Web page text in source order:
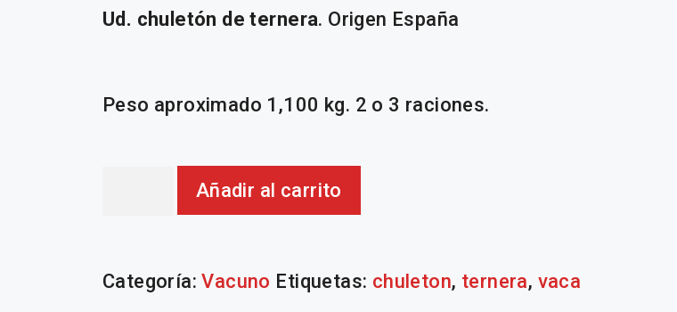
Ud. chuletón de ternera. Origen España
Peso aproximado 1,100 kg. 2 o 3 raciones.
Añadir al carrito
Categoría:Vacuno Etiquetas: chuleton, ternera, vaca